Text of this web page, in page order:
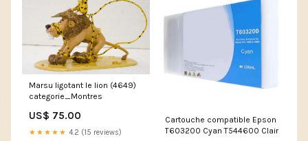
Marsu ligotant le lion (4649)
categorie_Montres
US$ 75.00
★★★★★ 4.2 (15 reviews)
Cartouche compatible Epson
T603200 Cyan T544600 Clair